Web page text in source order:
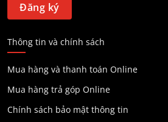
Thông tin và chính sách
Mua hàng và thanh toán Online
Mua hàng trả góp Online
Chính sách bảo mật thông tin